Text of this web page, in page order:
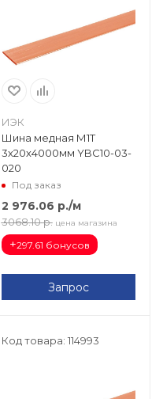
ИЭК
Шина медная М1Т
3х20х4000мм YBC10-03-
020
Под заказ
2 976.06 р./м
3068.10 р. цена магазина
+297.61 бонусов
Запрос
Код товара: 114993